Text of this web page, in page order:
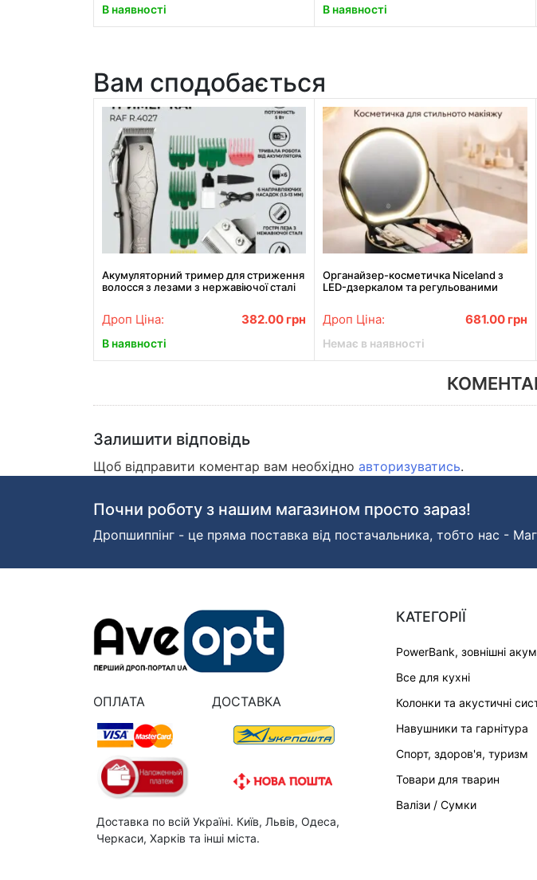
В наявності В наявності
Вам сподобається
Акумуляторний тример для стриження
волосся з лезами з нержавіючої сталі
Дроп Ціна: 382.00 грн
В наявності
Органайзер-косметичка Niceland з
LED-дзеркалом та регульованими
Дроп Ціна: 681.00 грн
Немає в наявності
Залишити відповідь
Щоб відправити коментар вам необхідно авторизуватись.
Почни роботу з нашим магазином просто зараз!
Дропшиппінг - це пряма поставка від постачальника, тобто нас -
ОПЛАТА ДОСТАВКА
Доставка по всій Україні. Київ, Львів, Одеса,
Черкаси, Харків та інші міста.
КАТЕГОРІЇ
PowerBank, зовнішні
Все для кухні
Колонки та акустичні
Навушники та гарнітура
Спорт, здоров'я, туризм
Товари для тварин
Валізи / Сумки